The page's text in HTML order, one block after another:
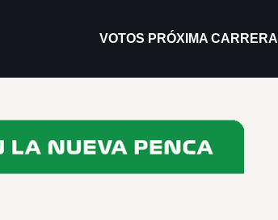
VOTOS PRÓXIMA CARRERA